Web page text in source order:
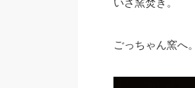
いざ窯焚き。
ごっちゃん窯へ。